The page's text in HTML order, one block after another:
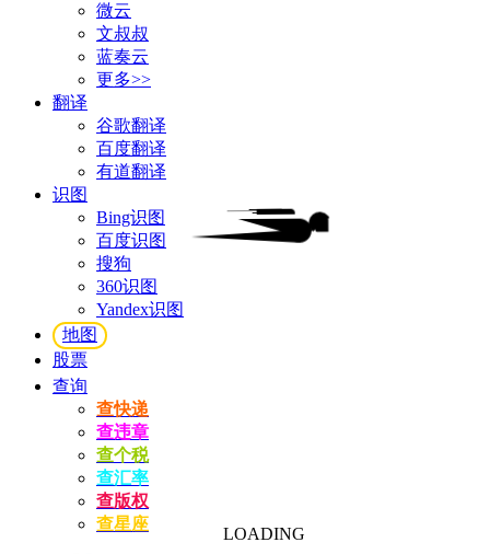
LOADING
微云
文叔叔
蓝奏云
更多>>
翻译
谷歌翻译
百度翻译
有道翻译
识图
Bing识图
百度识图
搜狗
360识图
Yandex识图
地图
股票
查询
查快递
查违章
查个税
查汇率
查版权
查星座